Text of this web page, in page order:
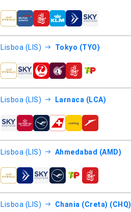
companhias aéreas
Lisboa (LIS) Tokyo (TYO)
companhias aéreas
Lisboa (LIS) Larnaca (LCA)
companhias aéreas
Lisboa (LIS) Ahmedabad (AMD)
companhias aéreas
Lisboa (LIS) Chania (Creta) (CHQ)